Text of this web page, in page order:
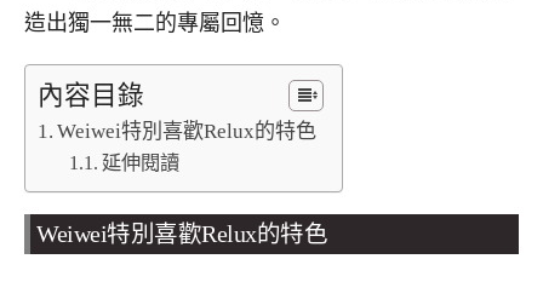
造出獨一無二的專屬回憶。
內容目錄
Weiwei特別喜歡Relux的特色
延伸閱讀
Weiwei特別喜歡Relux的特色